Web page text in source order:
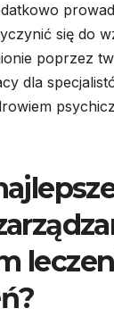
się do
poprzez
dla